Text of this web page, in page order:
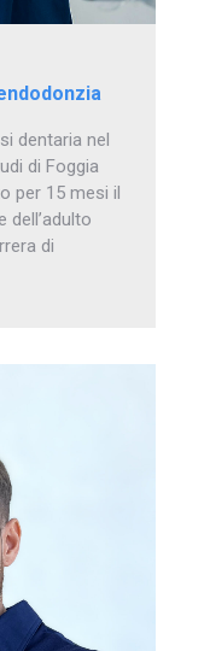
dentaria nel
di Foggia
per 15 mesi il
di